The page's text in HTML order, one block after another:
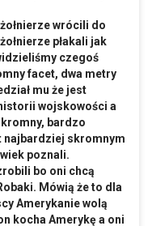
wrócili do
płakali jak
czegoś
facet, dwa metry
mu że jest
wojskowości a
bardzo
najbardziej skromnym
poznali.
bo oni chcą
Mówią że to dla
Amerykanie wolą
kocha Amerykę a oni